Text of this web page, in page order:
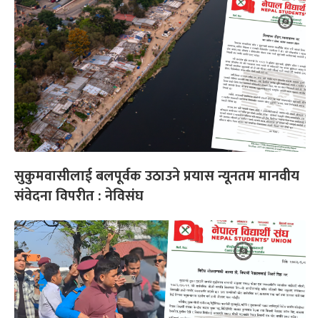
सुकुमवासीलाई बलपूर्वक उठाउने प्रयास न्यूनतम मानवीय
संवेदना विपरीत : नेविसंघ